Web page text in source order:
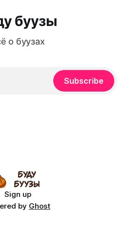
буузы
о буузах
Subscribe
Sign up
by Ghost